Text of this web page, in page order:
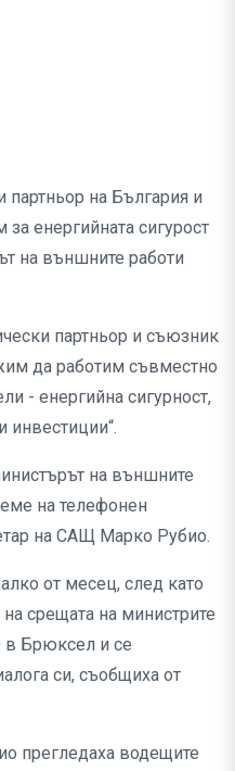
на България и
енергийната сигурост
на външните работи
партньор и съюзник
да работим съвместно
- енергийна сигурност,
инвестиции“.
на външните
на телефонен
на САЩ Марко Рубио.
от месец, след като
срещата на министрите
в Брюксел и се
си, съобщиха от
прегледаха водещите